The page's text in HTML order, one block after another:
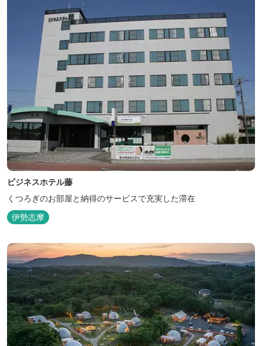
ビジネスホテル藤
くつろぎのお部屋と納得のサービスで充実した滞在
伊勢志摩